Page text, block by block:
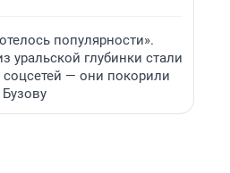
популярности».
уральской глубинки стали
— они покорили